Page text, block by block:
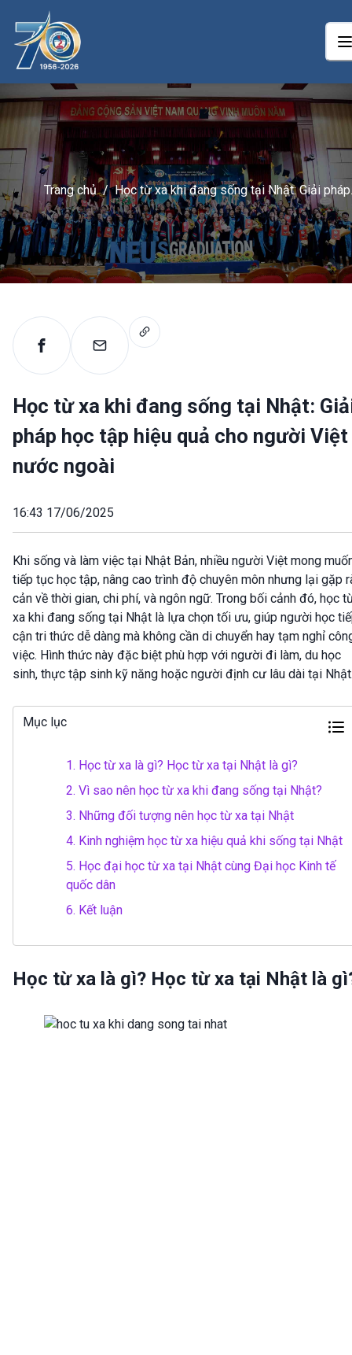
Trang chủ / Học từ xa khi đang sống tại Nhật: Giải pháp
học tập hiệu quả cho người Việt ở nước
Học từ xa khi đang sống tại Nhật:
pháp học tập hiệu quả cho người
nước ngoài
16:43 17/06/2025
Khi sống và làm việc tại Nhật Bản, nhiều người Việt mong
tiếp tục học tập, nâng cao trình độ chuyên môn nhưng lại gặp
cản về thời gian, chi phí, và ngôn ngữ. Trong bối cảnh đó, học
xa khi đang sống tại Nhật là lựa chọn tối ưu, giúp người học
cận tri thức dễ dàng mà không cần di chuyển hay tạm nghỉ
việc. Hình thức này đặc biệt phù hợp với người đi làm, du học
sinh, thực tập sinh kỹ năng hoặc người định cư lâu dài tại
Mục lục
1. Học từ xa là gì? Học từ xa tại Nhật là gì?
2. Vì sao nên học từ xa khi đang sống tại Nhật?
3. Những đối tượng nên học từ xa tại Nhật
4. Kinh nghiệm học từ xa hiệu quả khi sống tại Nhật
5. Học đại học từ xa tại Nhật cùng Đại học Kinh tế
quốc dân
6. Kết luận
Học từ xa là gì? Học từ xa tại Nhật là